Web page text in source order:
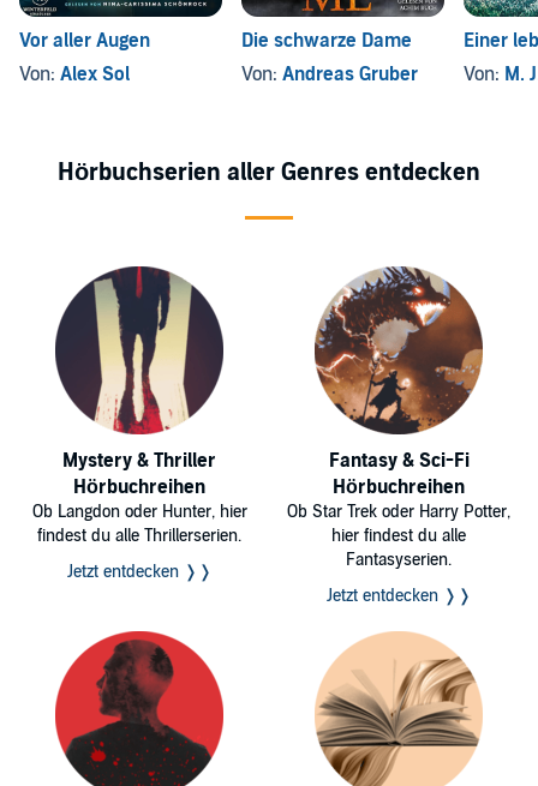
Vor aller Augen
Von: Alex Sol
Die schwarze Dame
Von: Andreas Gruber
Einer
Von: M.
Hörbuchserien aller Genres entdecken
Mystery & Thriller
Hörbuchreihen
Ob Langdon oder Hunter, hier
findest du alle Thrillerserien.
Jetzt entdecken ❭❭
Fantasy & Sci-Fi
Hörbuchreihen
Ob Star Trek oder Harry Potter,
hier findest du alle
Fantasyserien.
Jetzt entdecken ❭❭